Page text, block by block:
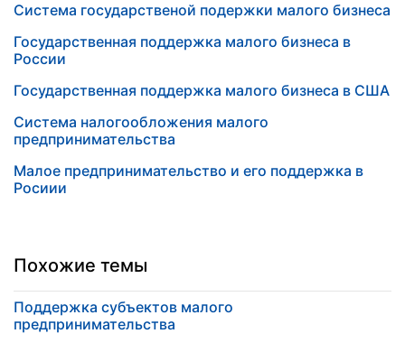
Система государственой подержки малого бизнеса
Государственная поддержка малого бизнеса в
России
Государственная поддержка малого бизнеса в США
Система налогообложения малого
предпринимательства
Малое предпринимательство и его поддержка в
Росиии
Похожие темы
Поддержка субъектов малого
предпринимательства